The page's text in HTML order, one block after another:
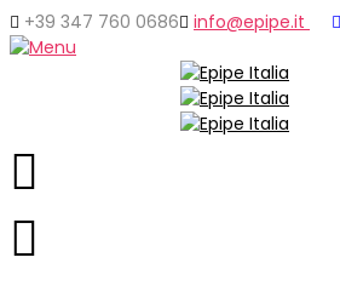
+39 347 760 0686 info@epipe.it